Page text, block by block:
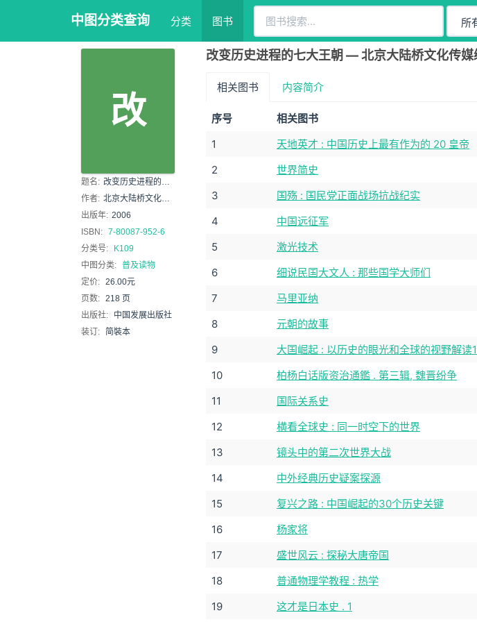
中图分类查询 分类 图书
改
题名: 改变历史进程的七大王朝
作者: 北京大陆桥文化传媒编译
出版年: 2006
ISBN: 7-80087-952-6
分类号:
K109
中图分类: 普及读物
定价: 26.00元
页数: 218 页
出版社:
中国发展出版社
装订: 简裝本
改变历史进程的七大王朝 — 北京大陆桥文化传媒
相关图书 内容简介
序号 相关图书
1
天地英才 : 中国历史上最有作为的 20 皇帝
2
世界简史
3
国殇 : 国民党正面战场抗战纪实
4
中国远征军
5
激光技术
6
细说民国大文人 : 那些国学大师们
7
马里亚纳
8
元朝的故事
9
大国崛起 : 以历史的眼光和全球的视野解读
10
柏杨白话版资治通鑑 . 第三辑, 魏晋纷争
11
国际关系史
12
横看全球史 : 同一时空下的世界
13
镜头中的第二次世界大战
14
中外经典历史疑案探源
15
复兴之路 : 中国崛起的30个历史关键
16
杨家将
17
盛世风云 : 探秘大唐帝国
18
普通物理学教程 : 热学
19
这才是日本史 . 1